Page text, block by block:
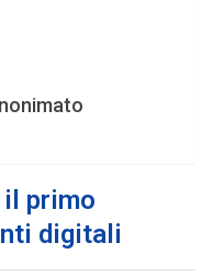
il primo
digitali